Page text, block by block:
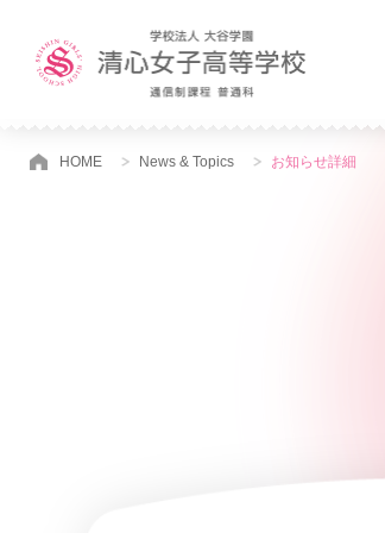
HOME News & Topics お知らせ詳細